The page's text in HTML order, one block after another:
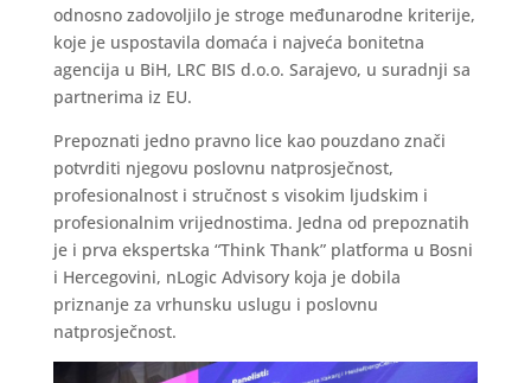
odnosno zadovoljilo je stroge međunarodne kriterije,
koje je uspostavila domaća i najveća bonitetna
agencija u BiH, LRC BIS d.o.o. Sarajevo, u suradnji sa
partnerima iz EU.
Prepoznati jedno pravno lice kao pouzdano znači
potvrditi njegovu poslovnu natprosječnost,
profesionalnost i stručnost s visokim ljudskim i
profesionalnim vrijednostima. Jedna od prepoznatih
je i prva ekspertska “Think Thank” platforma u Bosni
i Hercegovini, nLogic Advisory koja je dobila
priznanje za vrhunsku uslugu i poslovnu
natprosječnost.